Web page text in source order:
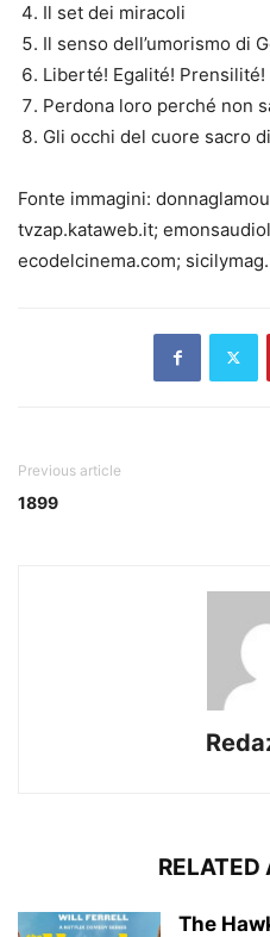
Il set dei miracoli
Il senso dell’umorismo di
Liberté! Egalité! Prensilité!
Perdona loro perché non
Gli occhi del cuore sacro
Fonte immagini:
tvzap.kataweb.it;
ecodelcinema.com;
Previous article
1899
RELATED
The